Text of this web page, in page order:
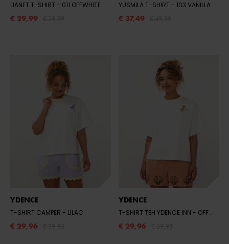
LIANET T-SHIRT - 011 OFFWHITE
€ 29,99
YUSMILA T-SHIRT - 103 VANILLA
€ 37,49
YDENCE
T-SHIRT CAMPER - LILAC
€ 29,96
YDENCE
T-SHIRT TEH YDENCE INN - OFF WHITE
€ 29,96